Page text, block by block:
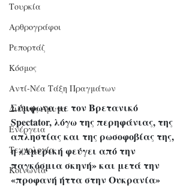
Τουρκία
Αρθρογράφοι
Ρεπορτάζ
Κόσμος
Αντί-Νέα Τάξη Πραγμάτων
Διεθνής Άμυνα
Ενέργεια
Τεχνολογία
Κοινωνία
Σύμφωνα με τον Βρετανικό
Spectator, λόγω της περηφάνιας, της
απληστίας και της ρωσοφοβίας της,
η «Αμερική φεύγει από την
παγκόσμια σκηνή» και μετά την
«προφανή ήττα στην Ουκρανία»